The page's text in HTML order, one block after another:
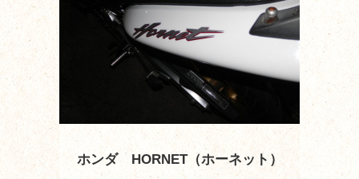
ホンダ HORNET（ホーネット）